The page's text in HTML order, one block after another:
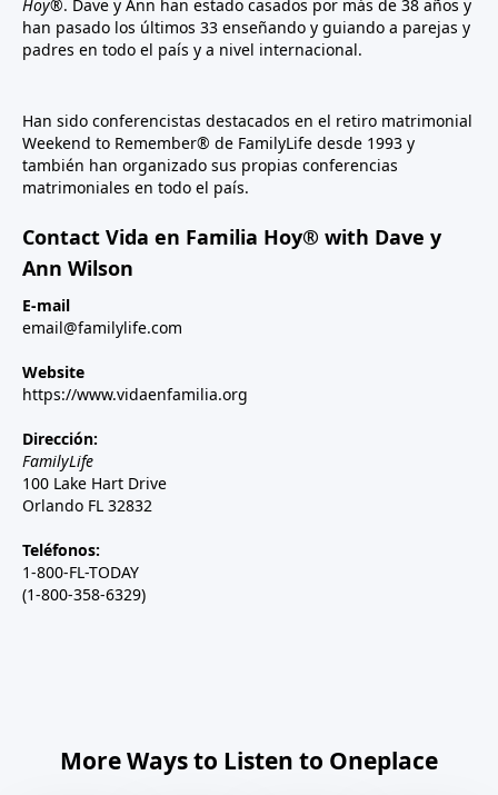
Hoy®. Dave y Ann han estado casados por más de 38 años y
han pasado los últimos 33 enseñando y guiando a parejas y
padres en todo el país y a nivel internacional.
Han sido conferencistas destacados en el retiro matrimonial
Weekend to Remember® de FamilyLife desde 1993 y
también han organizado sus propias conferencias
matrimoniales en todo el país.
Contact Vida en Familia Hoy® with Dave y
Ann Wilson
E-mail
email@familylife.com
Website
https://www.vidaenfamilia.org
Dirección:
FamilyLife
100 Lake Hart Drive
Orlando FL 32832
Teléfonos:
1-800-FL-TODAY
(1-800-358-6329)
More Ways to Listen to Oneplace